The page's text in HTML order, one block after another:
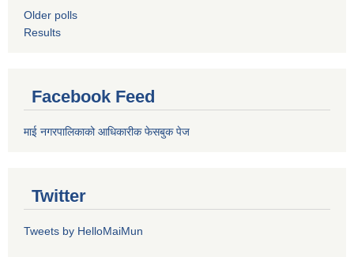
Older polls
Results
Facebook Feed
माई नगरपालिकाको आधिकारीक फेसबुक पेज
Twitter
Tweets by HelloMaiMun